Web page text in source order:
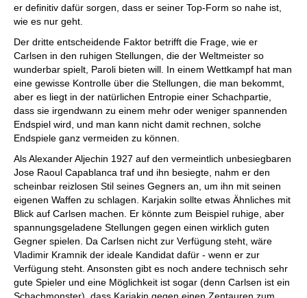
er definitiv dafür sorgen, dass er seiner Top-Form so nahe ist,
wie es nur geht.
Der dritte entscheidende Faktor betrifft die Frage, wie er
Carlsen in den ruhigen Stellungen, die der Weltmeister so
wunderbar spielt, Paroli bieten will. In einem Wettkampf hat man
eine gewisse Kontrolle über die Stellungen, die man bekommt,
aber es liegt in der natürlichen Entropie einer Schachpartie,
dass sie irgendwann zu einem mehr oder weniger spannenden
Endspiel wird, und man kann nicht damit rechnen, solche
Endspiele ganz vermeiden zu können.
Als Alexander Aljechin 1927 auf den vermeintlich unbesiegbaren
Jose Raoul Capablanca traf und ihn besiegte, nahm er den
scheinbar reizlosen Stil seines Gegners an, um ihn mit seinen
eigenen Waffen zu schlagen. Karjakin sollte etwas Ähnliches mit
Blick auf Carlsen machen. Er könnte zum Beispiel ruhige, aber
spannungsgeladene Stellungen gegen einen wirklich guten
Gegner spielen. Da Carlsen nicht zur Verfügung steht, wäre
Vladimir Kramnik der ideale Kandidat dafür - wenn er zur
Verfügung steht. Ansonsten gibt es noch andere technisch sehr
gute Spieler und eine Möglichkeit ist sogar (denn Carlsen ist ein